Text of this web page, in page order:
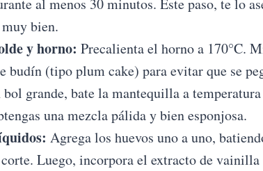
bien.
y horno: Precalienta el horno a 170°C.
budín (tipo plum cake) para evitar que se
bol grande, bate la mantequilla a
una mezcla pálida y bien esponjosa.
Agrega los huevos uno a uno,
Luego, incorpora el extracto de